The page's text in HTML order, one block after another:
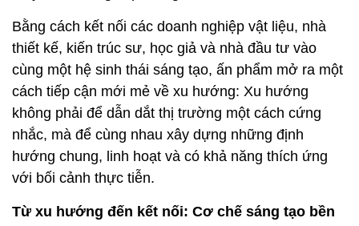
Bằng cách kết nối các doanh nghiệp vật liệu, nhà
thiết kế, kiến trúc sư, học giả và nhà đầu tư vào
cùng một hệ sinh thái sáng tạo, ấn phẩm mở ra một
cách tiếp cận mới mẻ về xu hướng: Xu hướng
không phải để dẫn dắt thị trường một cách cứng
nhắc, mà để cùng nhau xây dựng những định
hướng chung, linh hoạt và có khả năng thích ứng
với bối cảnh thực tiễn.
Từ xu hướng đến kết nối: Cơ chế sáng tạo bền